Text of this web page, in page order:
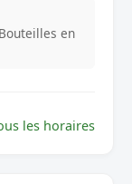
en
les horaires